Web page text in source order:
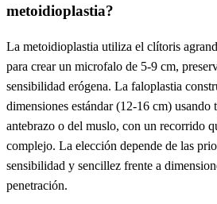
metoidioplastia?
La metoidioplastia utiliza el clítoris
para crear un microfalo de 5-9 cm,
sensibilidad erógena. La faloplastia
dimensiones estándar (12-16 cm) usando
antebrazo o del muslo, con un recorrido
complejo. La elección depende de las
sensibilidad y sencillez frente a
penetración.